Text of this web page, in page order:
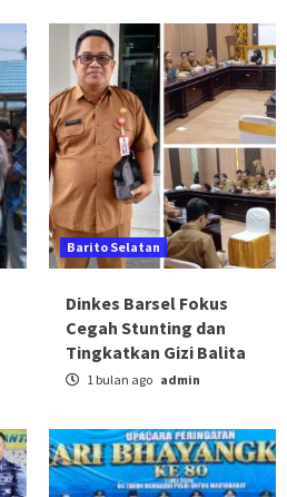
Barito Selatan
Dinkes Barsel Fokus
Cegah Stunting dan
Tingkatkan Gizi Balita
1 bulan ago admin